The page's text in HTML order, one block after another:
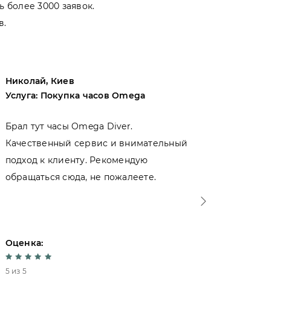
более 3000 заявок.
Николай, Киев
Услуга: Покупка часов Omega
Брал тут часы Omega Diver.
Качественный сервис и внимательный
подход к клиенту. Рекомендую
обращаться сюда, не пожалеете.
Оценка:
5 из 5